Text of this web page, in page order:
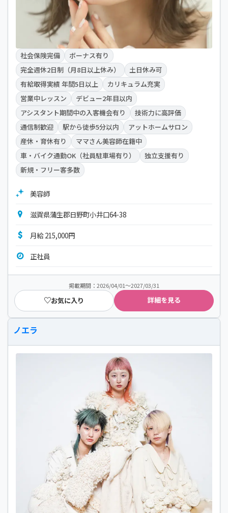
社会保険完備
ボーナス有り
完全週休2日制（月8日以上休み）
土日休み可
有給取得実績 年間5日以上
カリキュラム充実
営業中レッスン
デビュー2年目以内
アシスタント期間中の入客機会有り
技術力に高評価
通信制歓迎
駅から徒歩5分以内
アットホームサロン
産休・育休有り
ママさん美容師在籍中
車・バイク通勤OK（社員駐車場有り）
独立支援有り
新規・フリー客多数
美容師
滋賀県蒲生郡日野町小井口64-38
月給 215,000円
正社員
掲載期間：2026/04/01～2027/03/31
お気に入り 詳細を見る
ノエラ